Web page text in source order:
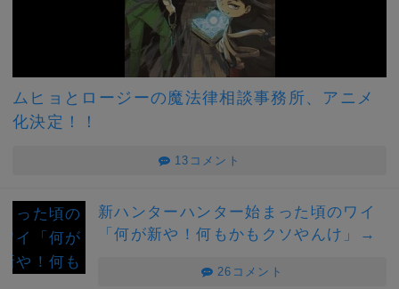
ムヒョとロージーの魔法律相談事務所、アニメ
化決定！！
13コメント
新ハンターハンター始まった頃のワイ
「何が新や！何もかもクソやんけ」→
26コメント